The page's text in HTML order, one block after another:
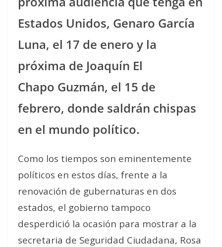
Estados Unidos, Genaro García
Luna, el 17 de enero y la
próxima de Joaquín El
Chapo Guzmán, el 15 de
febrero, donde saldrán chispas
en el mundo político.
Como los tiempos son eminentemente
políticos en estos días, frente a la
renovación de gubernaturas en dos
estados, el gobierno tampoco
desperdició la ocasión para mostrar a la
secretaria de Seguridad Ciudadana, Rosa